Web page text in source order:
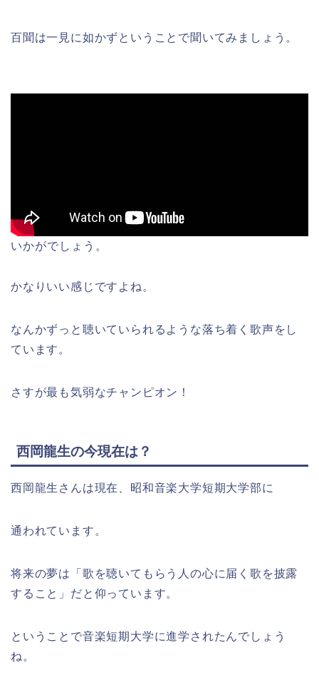
百聞は一見に如かずということで聞いてみましょう。
いかがでしょう。
かなりいい感じですよね。
なんかずっと聴いていられるような落ち着く歌声をし
ています。
さすが最も気弱なチャンピオン！
西岡龍生の今現在は？
西岡龍生さんは現在、昭和音楽大学短期大学部に
通われています。
将来の夢は「歌を聴いてもらう人の心に届く歌を披露
すること」だと仰っています。
ということで音楽短期大学に進学されたんでしょう
ね。